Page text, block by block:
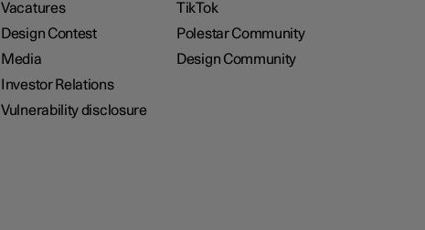
Vacatures
Design Contest
Media
Investor Relations
Vulnerability disclosure
TikTok
Polestar Community
Design Community